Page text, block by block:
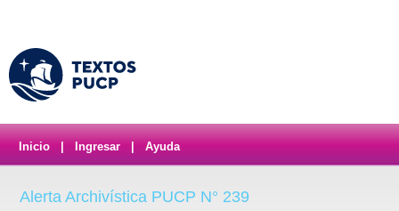
Inicio Ingresar Ayuda
Alerta Archivística PUCP N° 239